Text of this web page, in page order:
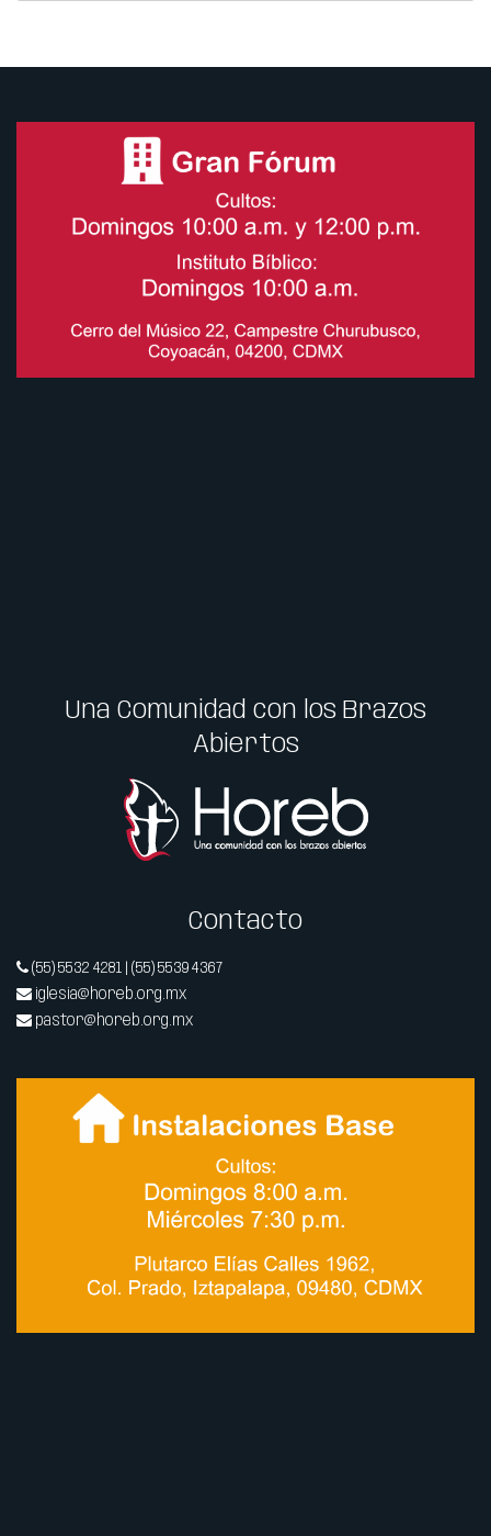
Una Comunidad con los Brazos
Abiertos
Contacto
(55) 5532 4281 | (55) 5539 4367
iglesia@horeb.org.mx
pastor@horeb.org.mx